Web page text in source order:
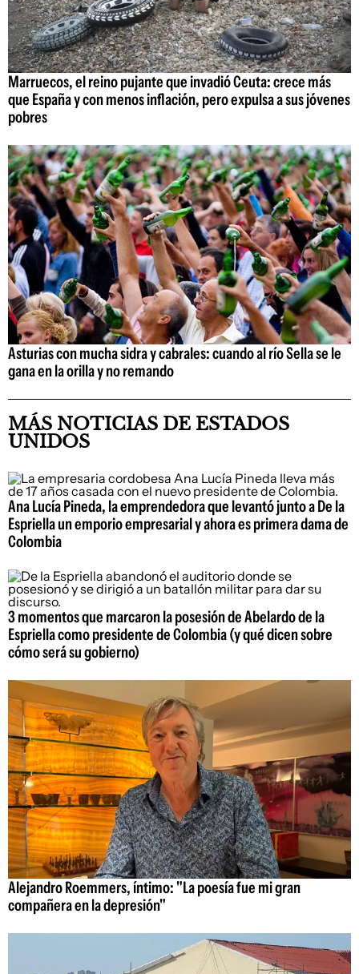
Marruecos, el reino pujante que invadió Ceuta: crece más
que España y con menos inflación, pero expulsa a sus jóvenes
pobres
Asturias con mucha sidra y cabrales: cuando al río Sella se le
gana en la orilla y no remando
MÁS NOTICIAS DE ESTADOS
UNIDOS
Ana Lucía Pineda, la emprendedora que levantó junto a De la
Espriella un emporio empresarial y ahora es primera dama de
Colombia
3 momentos que marcaron la posesión de Abelardo de la
Espriella como presidente de Colombia (y qué dicen sobre
cómo será su gobierno)
Alejandro Roemmers, íntimo: "La poesía fue mi gran
compañera en la depresión"